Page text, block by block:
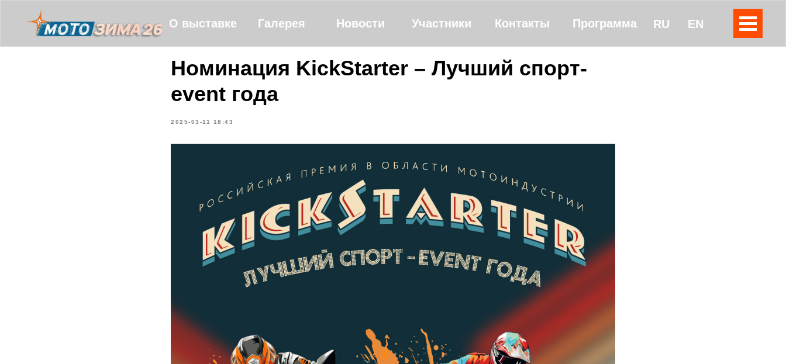
Контакты
Новости
Галерея
О выставке Участники RU EN
Программа
Номинация KickStarter – Лучший спорт-
event года
2025-03-11 18:43